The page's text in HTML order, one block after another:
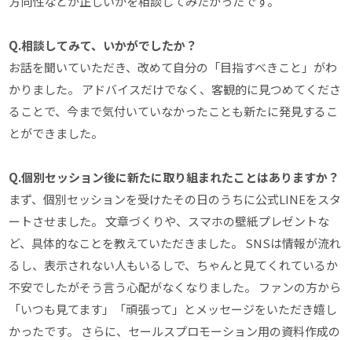
Q.相談してみて、いかがでしたか？
お話を聞いていただき、改めて自分の「目指すべきこと」がわ
かりました。 アドバイスだけでなく、客観的に見つめてくださ
ることで、今まで気付いていなかったことも新たに発見するこ
とができました。
Q.個別セッション後に新たに取り組まれたことはありますか？
まず、個別セッションを受けたその日のうちに公式LINEをスタ
ートさせました。 文章づくりや、スマホの壁紙プレゼントな
ど、具体的なことを教えていただきました。 SNSは情報が流れ
るし、表示されない人もいるしで、ちゃんと見てくれているか
不安でしたがそう言う心配がなくなりました。 ファンの方から
「いつも見てます」「頑張って」とメッセージをいただき嬉し
かったです。 さらに、セールスプロモーション用の資料作成の